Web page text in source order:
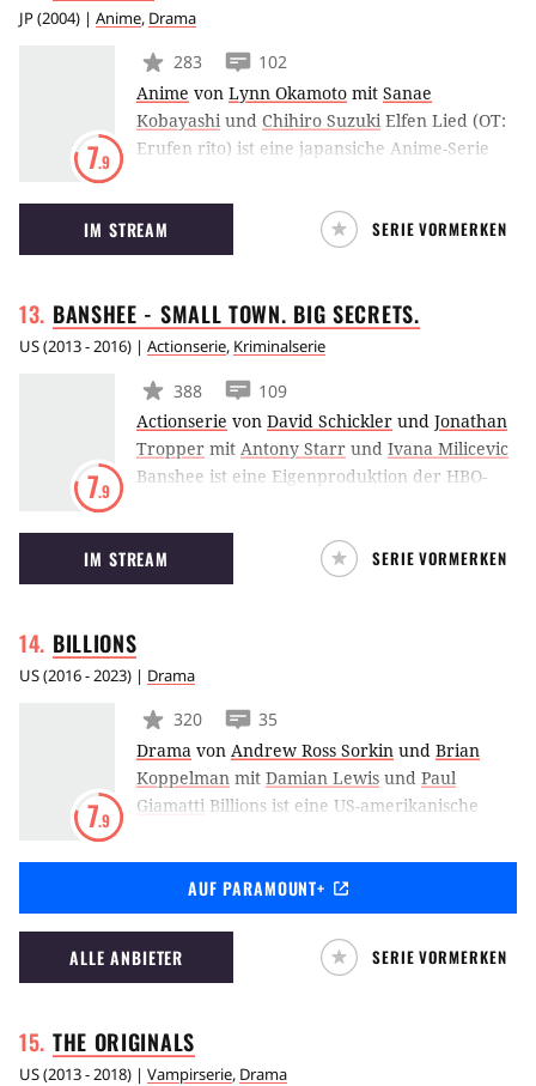
ein Fernsehfilm mit dem Namen Ghost in the
JP(2004) | Anime, Drama
7.9
283
102
Anime von Lynn Okamoto mit Sanae
Kobayashi und Chihiro Suzuki Elfen Lied (OT:
Erufen rîto) ist eine japansiche Anime-Serie
dem jungen Mädchen Lucy, das ohne jegliche
Erinnerung eines Tages von den zwei
Studenten Kohta und Yuka gefunden wird.
eine Killerin mit zwei Persönlichkeiten, die aus
einer Forschungseinrichtung ausgebrochen ist.
IM STREAM SERIE VORMERKEN
BANSHEE - SMALL TOWN. BIGSECRETS.
US(2013 - 2016) | Actionserie, Kriminalserie
7.9
388
109
Actionserie von David Schickler und Jonathan
Tropper mit Antony Starr und Ivana Milicevic
Banshee ist eine Eigenproduktion der HBO-
Meisterdieb Lucas Hood die Identität eines
Sheriffs in dem kleinen Amisch-Städtchen
namens Banshee an.
IM STREAM SERIE VORMERKEN
BILLIONS
US(2016 - 2023) | Drama
7.9
320
35
Drama von Andrew Ross Sorkin und Brian
Koppelman mit Damian Lewis und Paul
Giamatti Billions ist eine US-amerikanische
Damian Lewis, Paul Giamatti, Maggie Siff und
Malin Akerman spielen die Hauptrollen. Die
Handlung ist an der Wall Street angesiedelt
und handelt von den düsteren
Machenschaften, die in der Finanzwelt
AUF PARAMOUNT+
ALLE ANBIETER SERIE VORMERKEN
THE ORIGINALS
US(2013 - 2018) | Vampirserie, Drama